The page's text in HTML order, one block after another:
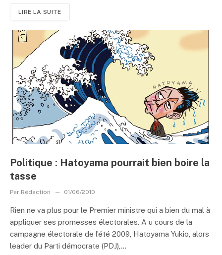
LIRE LA SUITE
Politique : Hatoyama pourrait bien boire la
tasse
Par Rédaction 01/06/2010
Rien ne va plus pour le Premier ministre qui a bien du mal à
appliquer ses promesses électorales. A u cours de la
campagne électorale de l’été 2009, Hatoyama Yukio, alors
leader du Parti démocrate (PDJ),...